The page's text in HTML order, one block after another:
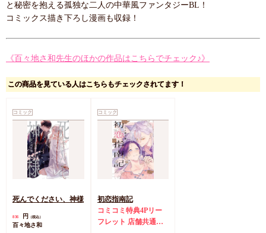
と秘密を抱える孤独な二人の中華風ファンタジーBL！
コミックス描き下ろし漫画も収録！
《百々地さ和先生のほかの作品はこちらでチェック♪》
この商品を見ている人はこちらもチェックされてます！
コミック
死んでください、神様
836 円 （税込）
百々地さ和
コミック
初恋指南記
コミコミ特典4Pリー
フレット 店舗共通特